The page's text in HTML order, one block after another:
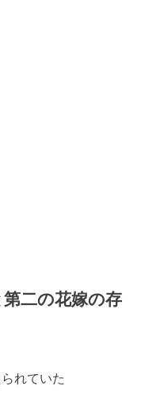
二の花嫁の存
れていた